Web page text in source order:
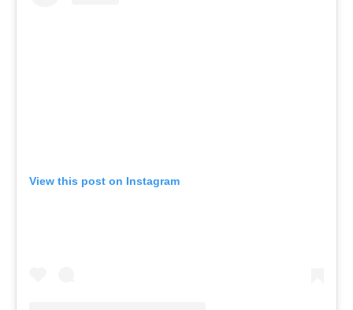
View this post on Instagram